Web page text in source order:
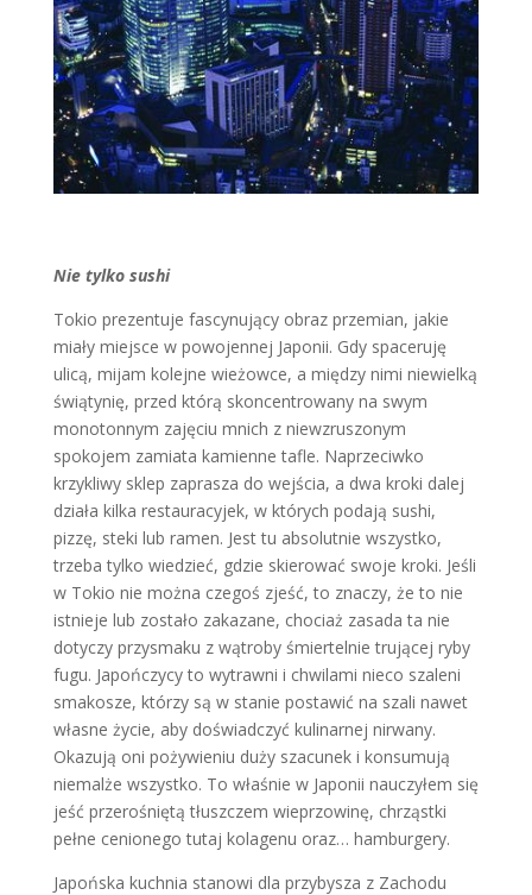
Nie tylko sushi
Tokio prezentuje fascynujący obraz przemian, jakie
miały miejsce w powojennej Japonii. Gdy spaceruję
ulicą, mijam kolejne wieżowce, a między nimi niewielką
świątynię, przed którą skoncentrowany na swym
monotonnym zajęciu mnich z niewzruszonym
spokojem zamiata kamienne tafle. Naprzeciwko
krzykliwy sklep zaprasza do wejścia, a dwa kroki dalej
działa kilka restauracyjek, w których podają sushi,
pizzę, steki lub ramen. Jest tu absolutnie wszystko,
trzeba tylko wiedzieć, gdzie skierować swoje kroki. Jeśli
w Tokio nie można czegoś zjeść, to znaczy, że to nie
istnieje lub zostało zakazane, chociaż zasada ta nie
dotyczy przysmaku z wątroby śmiertelnie trującej ryby
fugu. Japończycy to wytrawni i chwilami nieco szaleni
smakosze, którzy są w stanie postawić na szali nawet
własne życie, aby doświadczyć kulinarnej nirwany.
Okazują oni pożywieniu duży szacunek i konsumują
niemalże wszystko. To właśnie w Japonii nauczyłem się
jeść przerośniętą tłuszczem wieprzowinę, chrząstki
pełne cenionego tutaj kolagenu oraz… hamburgery.
Japońska kuchnia stanowi dla przybysza z Zachodu